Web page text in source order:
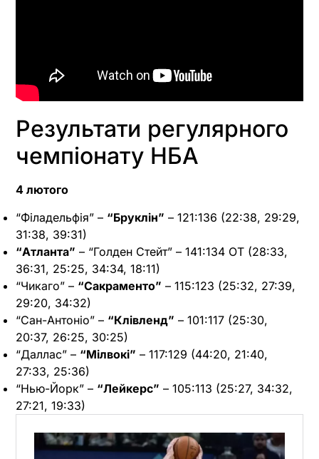
Результати регулярного
чемпіонату НБА
4 лютого
“Філадельфія” – “Бруклін” – 121:136 (22:38, 29:29,
31:38, 39:31)
“Атланта” – “Голден Стейт” – 141:134 OT (28:33,
36:31, 25:25, 34:34, 18:11)
“Чикаго” – “Сакраменто” – 115:123 (25:32, 27:39,
29:20, 34:32)
“Сан-Антоніо” – “Клівленд” – 101:117 (25:30,
20:37, 26:25, 30:25)
“Даллас” – “Мілвокі” – 117:129 (44:20, 21:40,
27:33, 25:36)
“Нью-Йорк” – “Лейкерс” – 105:113 (25:27, 34:32,
27:21, 19:33)